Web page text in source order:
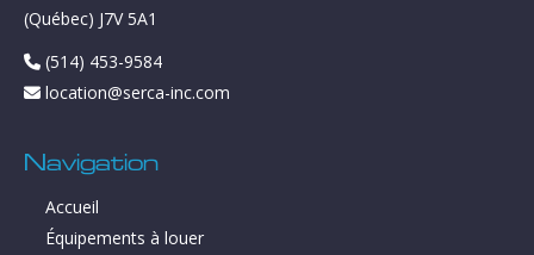
(Québec) J7V 5A1
(514) 453-9584
location@serca-inc.com
Navigation
Accueil
Équipements à louer